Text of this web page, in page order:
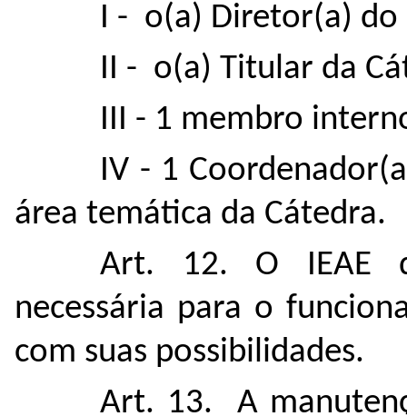
I - o(a) Diretor(a) do
II - o(a) Titular da
III - 1 membro
IV - 1
área temática da Cátedra.
Art. 12. O IEAE
necessária para o
com suas possibilidades.
Art. 13. A